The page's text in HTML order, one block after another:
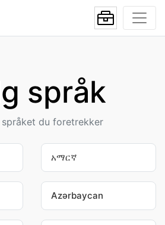
språk
du foretrekker
አማርኛ
Azərbaycan